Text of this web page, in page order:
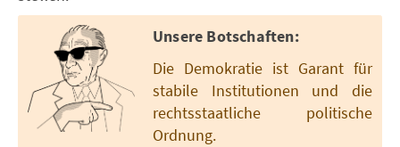
Unsere Botschaften:
Die Demokratie ist Garant für
stabile Institutionen und die
rechtsstaatliche politische
Ordnung.